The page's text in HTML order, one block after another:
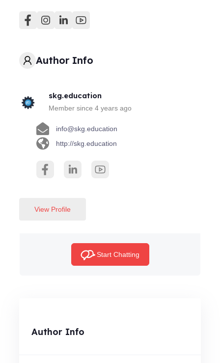
Author Info
skg.education
Member since 4 years ago
info@skg.education
http://skg.education
View Profile
Start Chatting
Author Info